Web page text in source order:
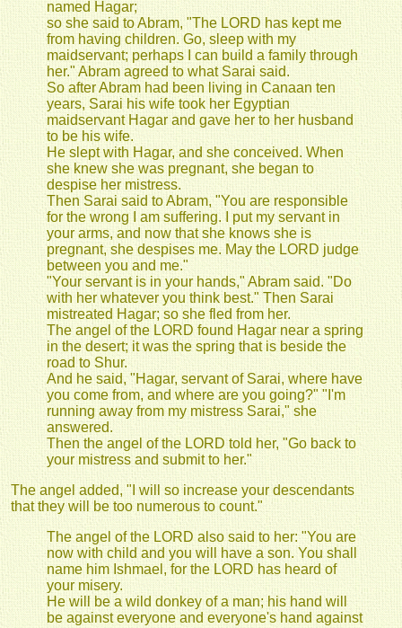
named Hagar;
so she said to Abram, "The LORD has kept me
from having children. Go, sleep with my
maidservant; perhaps I can build a family through
her." Abram agreed to what Sarai said.
So after Abram had been living in Canaan ten
years, Sarai his wife took her Egyptian
maidservant Hagar and gave her to her husband
to be his wife.
He slept with Hagar, and she conceived. When
she knew she was pregnant, she began to
despise her mistress.
Then Sarai said to Abram, "You are responsible
for the wrong I am suffering. I put my servant in
your arms, and now that she knows she is
pregnant, she despises me. May the LORD judge
between you and me."
"Your servant is in your hands," Abram said. "Do
with her whatever you think best." Then Sarai
mistreated Hagar; so she fled from her.
The angel of the LORD found Hagar near a spring
in the desert; it was the spring that is beside the
road to Shur.
And he said, "Hagar, servant of Sarai, where have
you come from, and where are you going?" "I'm
running away from my mistress Sarai," she
answered.
Then the angel of the LORD told her, "Go back to
your mistress and submit to her."
The angel added, "I will so increase your descendants
that they will be too numerous to count."
The angel of the LORD also said to her: "You are
now with child and you will have a son. You shall
name him Ishmael, for the LORD has heard of
your misery.
He will be a wild donkey of a man; his hand will
be against everyone and everyone's hand against